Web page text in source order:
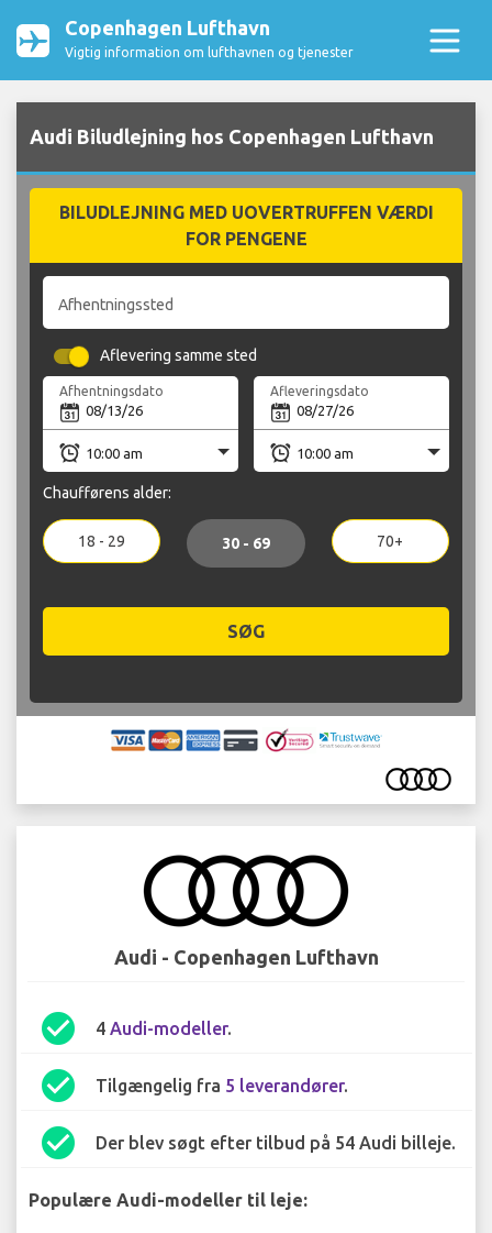
Copenhagen Lufthavn
Vigtig information om lufthavnen og tjenester
Audi Biludlejning hos Copenhagen Lufthavn
BILUDLEJNING MED UOVERTRUFFEN VÆRDI
FOR PENGENE
Afhentningssted
Aflevering samme sted
Afhentningsdato Afleveringsdato
Chaufførens alder:
18 - 29 30 - 69 70+
SØG
Audi - Copenhagen Lufthavn
check_circle 4 Audi-modeller.
check_circle Tilgængelig fra 5 leverandører.
check_circle Der blev søgt efter tilbud på 54 Audi billeje.
Populære Audi-modeller til leje: